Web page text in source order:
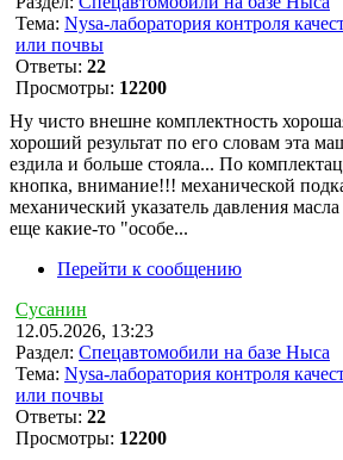
Тема: Nysa-лаборатория контроля
или почвы
Ответы: 22
Просмотры: 12200
Ну чисто внешне комплектность
хороший результат по его словам эта
ездила и больше стояла... По
кнопка, внимание!!! механической
механический указатель давления
еще какие-то "особе...
Перейти к сообщению
Сусанин
12.05.2026, 13:23
Раздел: Спецавтомобили на базе Ныса
Тема: Nysa-лаборатория контроля
или почвы
Ответы: 22
Просмотры: 12200